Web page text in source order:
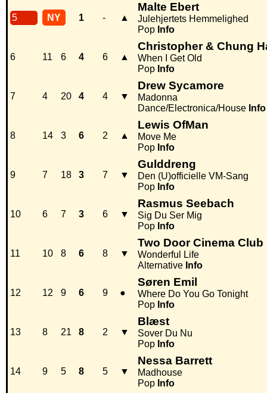
5 NY 1 - ▲
Malte Ebert
Julehjertets Hemmelighed
Pop Info
6 11 6 4 6 ▲
Christopher & Chung
When I Get Old
Pop Info
7 4 20 4 4 ▼
Drew Sycamore
Madonna
Dance/Electronica/House Info
8 14 3 6 2 ▲
Lewis OfMan
Move Me
Pop Info
9 7 18 3 7 ▼
Gulddreng
Den (U)officielle VM-Sang
Pop Info
10 6 7 3 6 ▼
Rasmus Seebach
Sig Du Ser Mig
Pop Info
11 10 8 6 8 ▼
Two Door Cinema Club
Wonderful Life
Alternative Info
12 12 9 6 9 ●
Søren Emil
Where Do You Go Tonight
Pop Info
13 8 21 8 2 ▼
Blæst
Sover Du Nu
Pop Info
14 9 5 8 5 ▼
Nessa Barrett
Madhouse
Pop Info